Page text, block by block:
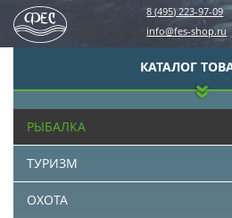
8 (495) 223-97-09
info@fes-shop.ru
КАТАЛОГ
РЫБАЛКА
ТУРИЗМ
ОХОТА